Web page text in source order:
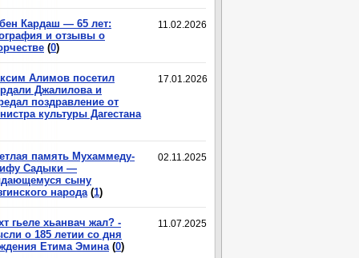
11.02.2026
Кардаш — 65 лет:
и отзывы о
(0)
17.01.2026
Алимов посетил
Джалилова и
поздравление от
культуры Дагестана
02.11.2025
память Мухаммеду-
Садыки —
сыну
народа (1)
11.07.2025
гьеле хьанвач жал? -
о 185 летии со дня
Етима Эмина (0)